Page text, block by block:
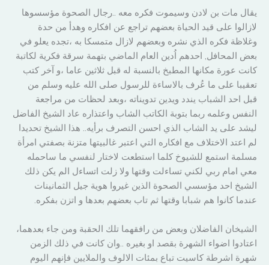
يقال مات بن لادن وسيموت فكره معه ..رجال الصحوة مؤسسوها
لازالوا على قيد الحياة بعضهم تراجع عن افكاره وهدأ من حدة
وغلاظة فكره الذي نشره وبعضهم لازال متمسكا به ،تجده يعلو في
بعض المحافل, احدهم اُدين العام الماضي بتهمة سرقة فكرية لكاتبة
كانت عورة مكانها المطبخ بالنسبة له قبل ثلاثين عاما ،و آخر كتب
تعقيبا على ما عُرف بالاساءة للرسول صلى الله عليه وسلم من
قبل احد الشباب يندد ويدين تدويناته ،وبعد لحظات من مراجعة
النفس وعلمه ربما بتوبة الكاتب الشاب واعتذاره عاد الشيخ الفاضل
ليشد على يد الشاب الذي احسن التصرف برأيه.. هذا الشيخ تحديدا
لم اعتد الاختلاف مع افكاره التي اعتبر غالبيتها متزنة بصفتي امرأة
مسلمة استمع للشيوخ كلما استطعت لاختار لنفسي ما ساحمله
معي امام ربي لكني تساءلت وقتها ولا زلت اتساءل الم يكن ذلك
الشيخ احد مؤسسي الصحوة الذين غيروا هوية جيل الثمانينات
عندما كانوا هم شبابا وقتها ثم تاب بعضهم بعدها و اتزن بفكره.
الشيخان الفاضلان وبعض من رافقهما تلك الحقبة ومن جاء بعدهما،
اعتادوا اضواء الشهرة بقصد او بغيره ..وان كانت في ذلك الزمن
شهرة اشرطة كاسيت تباع بمئات الالوف والملايين فإنهم اليوم